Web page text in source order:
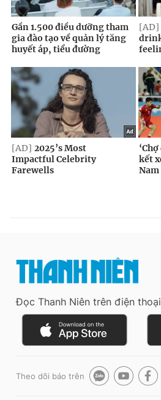
Đọc Thanh Niên trên điện thoại
Theo dõi báo trên